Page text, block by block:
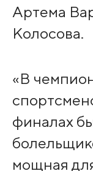
Артема
Колосова.
«В
финалах
мощная